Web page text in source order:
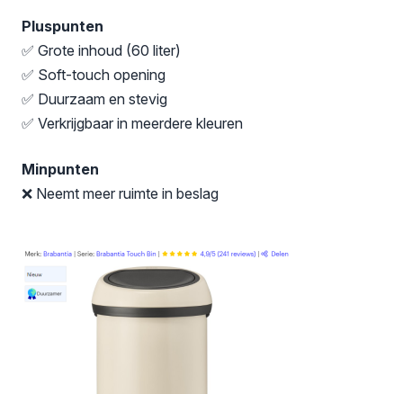
Pluspunten
✅ Grote inhoud (60 liter)
✅ Soft-touch opening
✅ Duurzaam en stevig
✅ Verkrijgbaar in meerdere kleuren
Minpunten
❌ Neemt meer ruimte in beslag